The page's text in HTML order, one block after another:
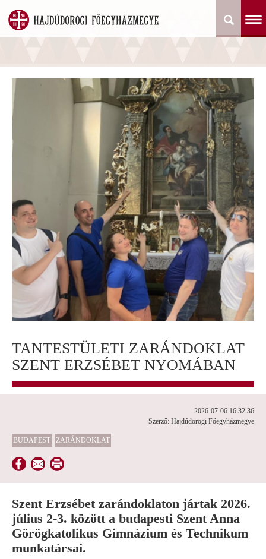
TANTESTÜLETI ZARÁNDOKLAT
SZENT ERZSÉBET NYOMÁBAN
2026-07-06 16:32:36
Szerző: Hajdúdorogi Főegyházmegye
BUDAPEST ZARÁNDOKLAT
Szent Erzsébet zarándoklaton jártak 2026.
július 2-3. között a budapesti Szent Anna
Görögkatolikus Gimnázium és Technikum
munkatársai.